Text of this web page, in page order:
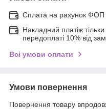
Сплата на рахунок ФОП
Накладний платіж
передоплаті 10% від
Всі умови оплати
Умови повернення
Повернення товару